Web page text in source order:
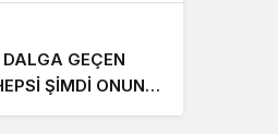
GEÇEN
ŞİMDİ ONUN
HALİ İNANILMAZ